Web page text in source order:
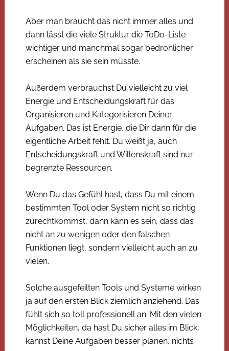
Aber man braucht das nicht immer alles und
dann lässt die viele Struktur die ToDo-Liste
wichtiger und manchmal sogar bedrohlicher
erscheinen als sie sein müsste.
Außerdem verbrauchst Du vielleicht zu viel
Energie und Entscheidungskraft für das
Organisieren und Kategorisieren Deiner
Aufgaben. Das ist Energie, die Dir dann für die
eigentliche Arbeit fehlt. Du weißt ja, auch
Entscheidungskraft und Willenskraft sind nur
begrenzte Ressourcen.
Wenn Du das Gefühl hast, dass Du mit einem
bestimmten Tool oder System nicht so richtig
zurechtkommst, dann kann es sein, dass das
nicht an zu wenigen oder den falschen
Funktionen liegt, sondern vielleicht auch an zu
vielen.
Solche ausgefeilten Tools und Systeme wirken
ja auf den ersten Blick ziemlich anziehend. Das
fühlt sich so toll professionell an. Mit den vielen
Möglichkeiten, da hast Du sicher alles im Blick,
kannst Deine Aufgaben besser planen, nichts